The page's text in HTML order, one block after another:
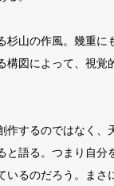
杉山の作風。幾重に
構図によって、視覚
作するのではなく、
語る。つまり自分
いるのだろう。まさ